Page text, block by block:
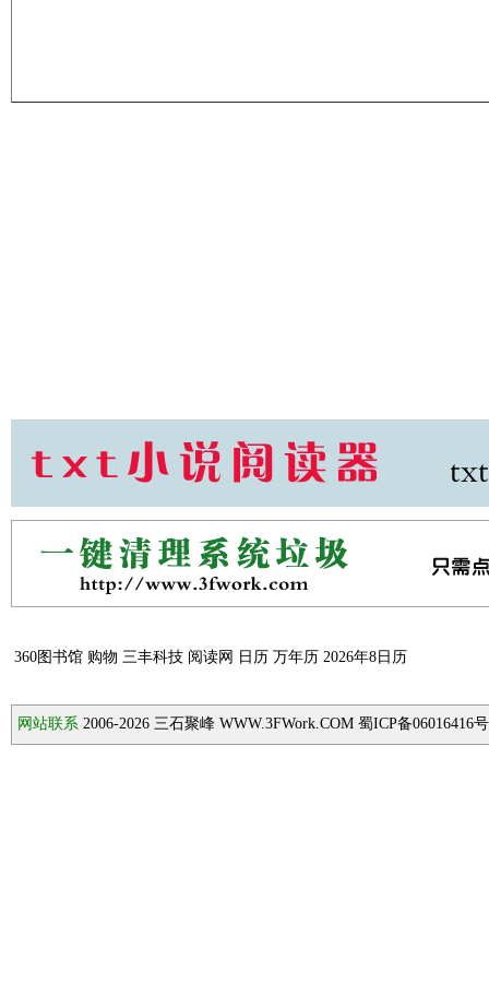
360图书馆 购物 三丰科技 阅读网 日历 万年历 2026年8日历
网站联系 2006-2026 三石聚峰 WWW.3FWork.COM 蜀ICP备06016416号